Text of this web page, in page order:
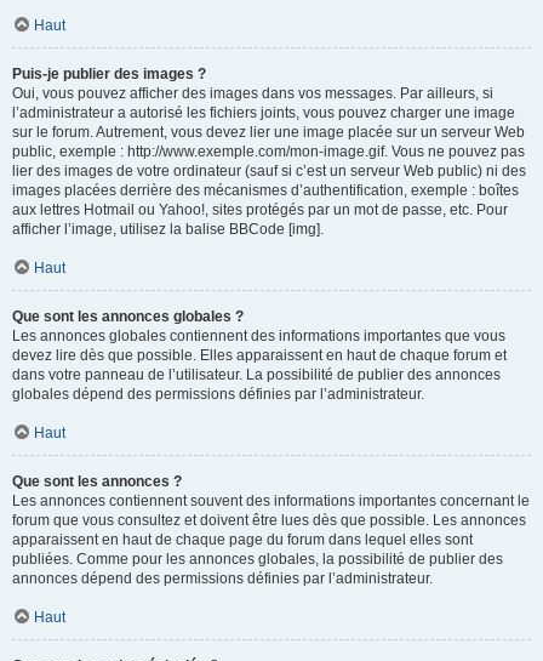
Haut
Puis-je publier des images ?
Oui, vous pouvez afficher des images dans vos messages. Par ailleurs, si
l’administrateur a autorisé les fichiers joints, vous pouvez charger une image
sur le forum. Autrement, vous devez lier une image placée sur un serveur Web
public, exemple : http://www.exemple.com/mon-image.gif. Vous ne pouvez pas
lier des images de votre ordinateur (sauf si c’est un serveur Web public) ni des
images placées derrière des mécanismes d’authentification, exemple : boîtes
aux lettres Hotmail ou Yahoo!, sites protégés par un mot de passe, etc. Pour
afficher l’image, utilisez la balise BBCode [img].
Haut
Que sont les annonces globales ?
Les annonces globales contiennent des informations importantes que vous
devez lire dès que possible. Elles apparaissent en haut de chaque forum et
dans votre panneau de l’utilisateur. La possibilité de publier des annonces
globales dépend des permissions définies par l’administrateur.
Haut
Que sont les annonces ?
Les annonces contiennent souvent des informations importantes concernant le
forum que vous consultez et doivent être lues dès que possible. Les annonces
apparaissent en haut de chaque page du forum dans lequel elles sont
publiées. Comme pour les annonces globales, la possibilité de publier des
annonces dépend des permissions définies par l’administrateur.
Haut